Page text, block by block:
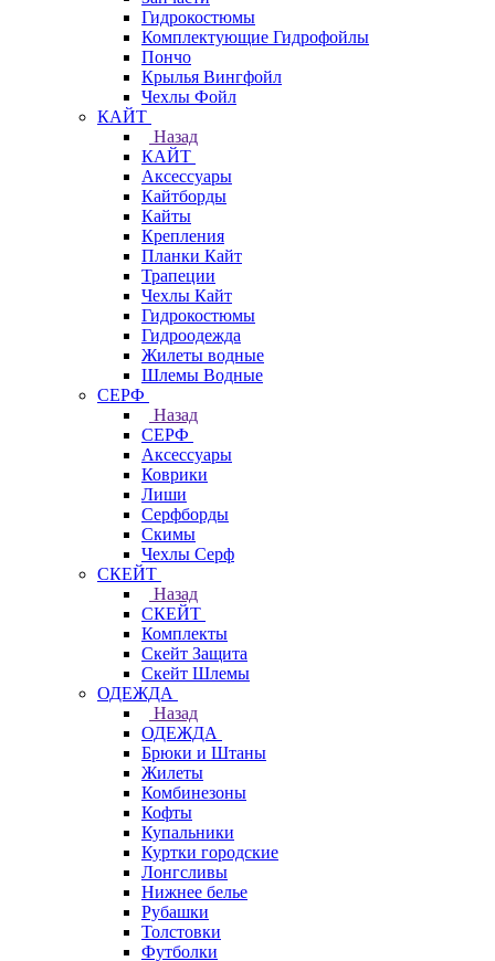
Гидрокостюмы
Комплектующие Гидрофойлы
Пончо
Крылья Вингфойл
Чехлы Фойл
КАЙТ
Назад
КАЙТ
Аксессуары
Кайтборды
Кайты
Крепления
Планки Кайт
Трапеции
Чехлы Кайт
Гидрокостюмы
Гидроодежда
Жилеты водные
Шлемы Водные
СЕРФ
Назад
СЕРФ
Аксессуары
Коврики
Лиши
Серфборды
Скимы
Чехлы Cерф
СКЕЙТ
Назад
СКЕЙТ
Комплекты
Скейт Защита
Скейт Шлемы
ОДЕЖДА
Назад
ОДЕЖДА
Брюки и Штаны
Жилеты
Комбинезоны
Кофты
Купальники
Куртки городские
Лонгсливы
Нижнее белье
Рубашки
Толстовки
Футболки